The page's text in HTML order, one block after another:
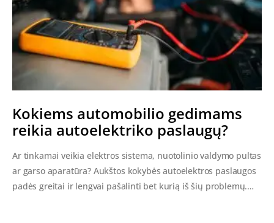
Kokiems automobilio gedimams
reikia autoelektriko paslaugų?
Ar tinkamai veikia elektros sistema, nuotolinio valdymo pultas
ar garso aparatūra? Aukštos kokybės autoelektros paslaugos
padės greitai ir lengvai pašalinti bet kurią iš šių problemų.…